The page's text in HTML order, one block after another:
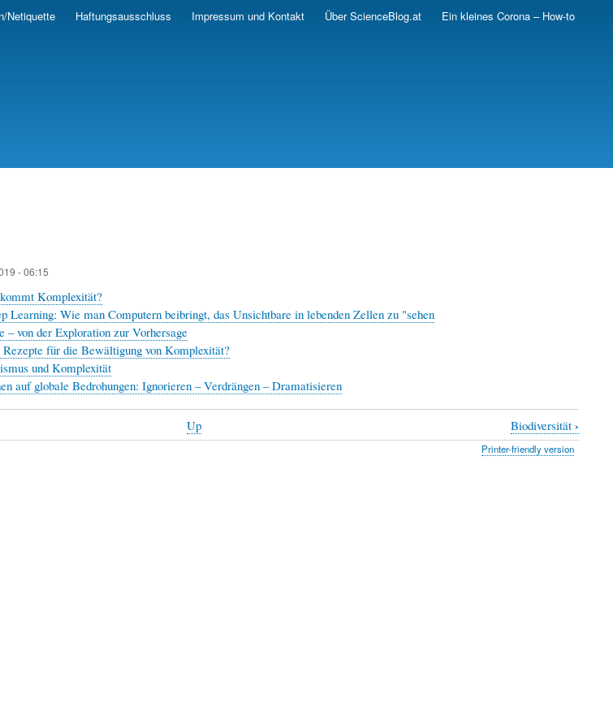
Skip
Netiquette Haftungsausschluss Impressum und Kontakt Über ScienceBlog.at Ein kleines Corona – How-to
- 06:15
Komplexität?
Learning: Wie man Computern beibringt, das Unsichtbare in lebenden Zellen zu "sehen
– von der Exploration zur Vorhersage
für die Bewältigung von Komplexität?
und Komplexität
auf globale Bedrohungen: Ignorieren – Verdrängen – Dramatisieren
Up Biodiversität ›
Printer-friendly version